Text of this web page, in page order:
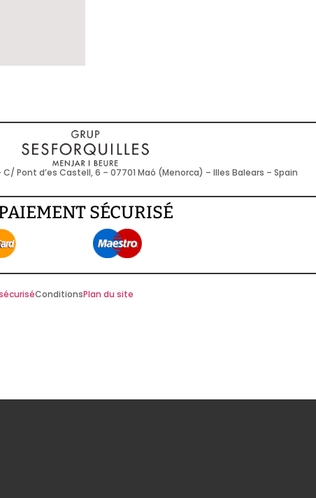
C/ Pont d’es Castell, 6 – 07701 Maó (Menorca) – Illes Balears – Spain
SÉCURISÉ
ConditionsPlan du site